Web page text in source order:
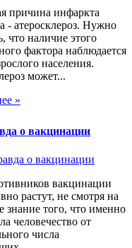
причина инфаркта
- атеросклероз. Нужно
что наличие этого
фактора наблюдается
населения.
может...
»
о вакцинации
вакцинации
растут, не смотря на
знание того, что именно
человечество от
числа